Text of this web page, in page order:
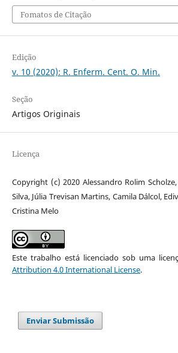
Fomatos de Citação
Edição
v. 10 (2020): R. Enferm. Cent. O. Min.
Seção
Artigos Originais
Licença
Copyright (c) 2020 Alessandro Rolim
Silva, Júlia Trevisan Martins, Camila Dálcol,
Cristina Melo
Este trabalho está licenciado sob uma
Attribution 4.0 International License.
Enviar Submissão